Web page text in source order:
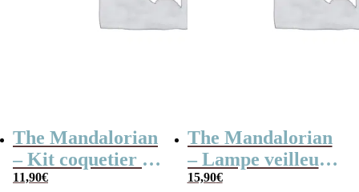
The Mandalorian
– Kit coquetier et
coupe-pain
11,90€
The Mandalorian
– Lampe veilleuse
– Grogu/Bébé
15,90€